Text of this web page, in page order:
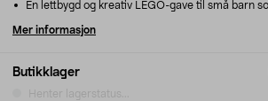
Butikklager
Henter lagerstatus...
En lettbygd og kreativ LEGO-gave til små barn
Mer informasjon